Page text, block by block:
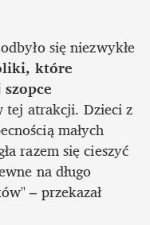
które
tej atrakcji. Dzieci z
małych
razem się cieszyć
na długo
– przekazał